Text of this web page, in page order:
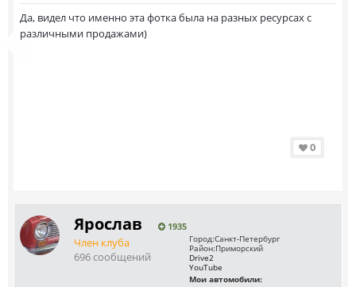
Да, видел что именно эта фотка была на разных ресурсах с
различными продажами)
0
Ярослав 1935
Член клуба
696 сообщений
Город:Санкт-Петербург
Район:Приморский
Drive2
YouTube
Мои автомобили: